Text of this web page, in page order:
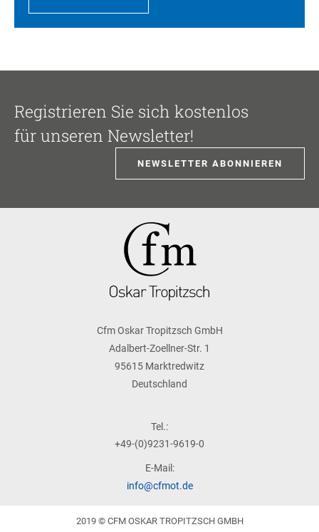
Registrieren Sie sich kostenlos
für unseren Newsletter!
NEWSLETTER ABONNIEREN
Cfm Oskar Tropitzsch GmbH
Adalbert-Zoellner-Str. 1
95615 Marktredwitz
Deutschland
Tel.:
+49-(0)9231-9619-0
E-Mail:
info@cfmot.de
2019 © CFM OSKAR TROPITZSCH GMBH